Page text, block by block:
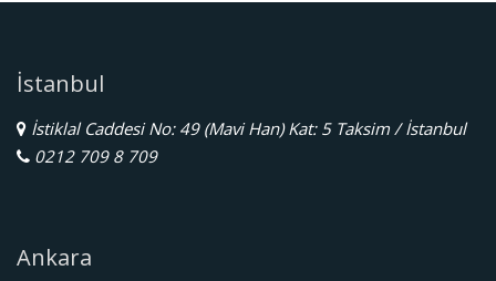
İstanbul
İstiklal Caddesi No: 49 (Mavi Han) Kat: 5 Taksim / İstanbul
0212 709 8 709
Ankara